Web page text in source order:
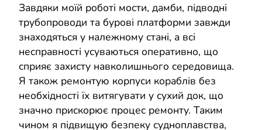
Завдяки моїй роботі мости, дамби, підводні
трубопроводи та бурові платформи завжди
знаходяться у належному стані, а всі
несправності усуваються оперативно, що
сприяє захисту навколишнього середовища.
Я також ремонтую корпуси кораблів без
необхідності їх витягувати у сухий док, що
значно прискорює процес ремонту. Таким
чином я підвищую безпеку судноплавства,